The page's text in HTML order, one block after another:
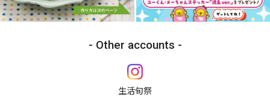
Other accounts
生活旬祭